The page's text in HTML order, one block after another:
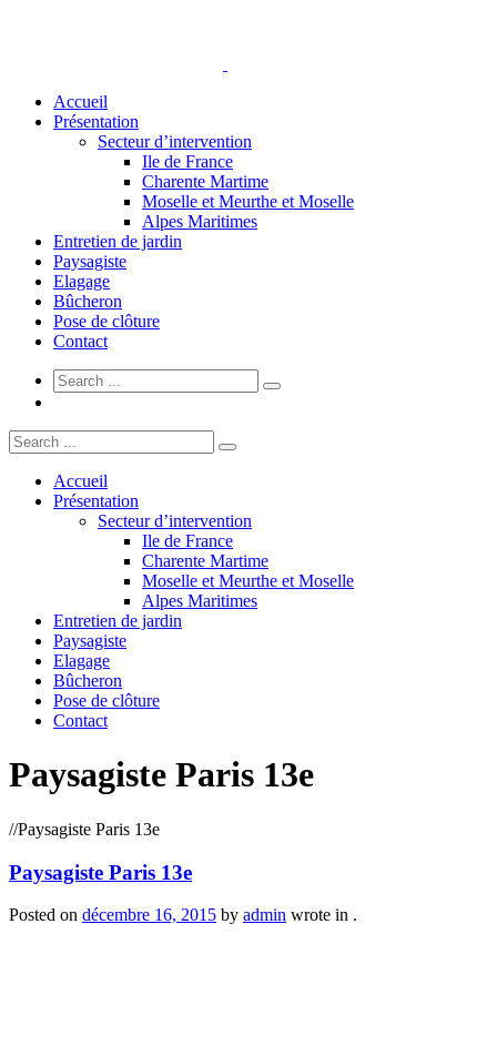
Accueil
Présentation
Secteur d’intervention
Ile de France
Charente Martime
Moselle et Meurthe et Moselle
Alpes Maritimes
Entretien de jardin
Paysagiste
Elagage
Bûcheron
Pose de clôture
Contact
Accueil
Présentation
Secteur d’intervention
Ile de France
Charente Martime
Moselle et Meurthe et Moselle
Alpes Maritimes
Entretien de jardin
Paysagiste
Elagage
Bûcheron
Pose de clôture
Contact
Paysagiste Paris 13e
//Paysagiste Paris 13e
Paysagiste Paris 13e
Posted on décembre 16, 2015 by admin wrote in .